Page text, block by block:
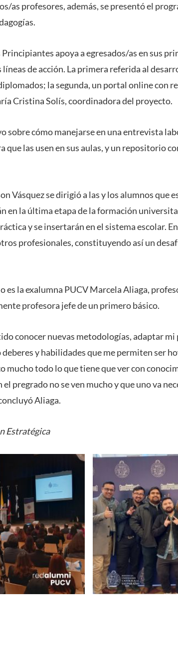
as profesores, además, se presentó el
apoya a egresados/as en sus
líneas de acción. La primera referida al
la segunda, un portal online con
Cristina Solís, coordinadora del proyecto.
sobre cómo manejarse en una entrevista
que las usen en sus aulas, y un repositorio
Vásquez se dirigió a las y los alumnos que
en la última etapa de la formación
y se insertarán en el sistema escolar.
profesionales, constituyendo así un
es la exalumna PUCV Marcela Aliaga,
profesora jefe de un primero básico.
conocer nuevas metodologías, adaptar
y habilidades que me permiten ser
mucho todo lo que tiene que ver con
pregrado no se ven mucho y que uno va
Aliaga.
Estratégica